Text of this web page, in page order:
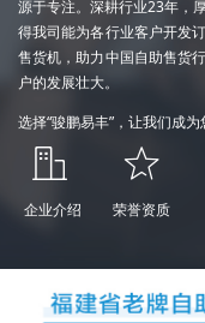
源于专注。深耕行业23年，
得我司能为各行业客户开发
售货机，助力中国自助售货
户的发展壮大。
选择“骏鹏易丰”，让我们成为
ꀶ
企业介绍 荣誉资质
ꄃ